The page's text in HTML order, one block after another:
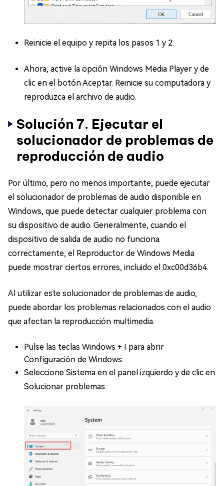
Reinicie el equipo y repita los pasos 1 y 2.
Ahora, active la opción Windows Media Player y de
clic en el botón Aceptar. Reinicie su computadora y
reproduzca el archivo de audio.
Solución 7. Ejecutar el
solucionador de problemas de
reproducción de audio
Por último, pero no menos importante, puede ejecutar
el solucionador de problemas de audio disponible en
Windows, que puede detectar cualquier problema con
su dispositivo de audio. Generalmente, cuando el
dispositivo de salida de audio no funciona
correctamente, el Reproductor de Windows Media
puede mostrar ciertos errores, incluido el 0xc00d36b4.
Al utilizar este solucionador de problemas de audio,
puede abordar los problemas relacionados con el audio
que afectan la reproducción multimedia.
Pulse las teclas Windows + I para abrir
Configuración de Windows.
Seleccione Sistema en el panel izquierdo y de clic en
Solucionar problemas.